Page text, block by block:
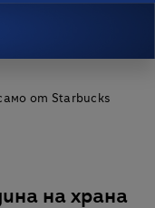
от Starbucks
на храна